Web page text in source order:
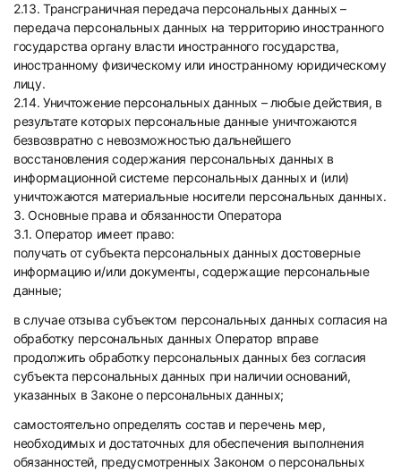
2.13. Трансграничная передача персональных данных –
передача персональных данных на территорию иностранного
государства органу власти иностранного государства,
иностранному физическому или иностранному юридическому
лицу.
2.14. Уничтожение персональных данных – любые действия, в
результате которых персональные данные уничтожаются
безвозвратно с невозможностью дальнейшего
восстановления содержания персональных данных в
информационной системе персональных данных и (или)
уничтожаются материальные носители персональных данных.
3. Основные права и обязанности Оператора
3.1. Оператор имеет право:
получать от субъекта персональных данных достоверные
информацию и/или документы, содержащие персональные
данные;
в случае отзыва субъектом персональных данных согласия на
обработку персональных данных Оператор вправе
продолжить обработку персональных данных без согласия
субъекта персональных данных при наличии оснований,
указанных в Законе о персональных данных;
самостоятельно определять состав и перечень мер,
необходимых и достаточных для обеспечения выполнения
обязанностей, предусмотренных Законом о персональных